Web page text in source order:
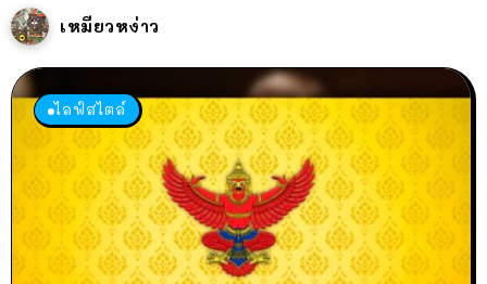
เหมียวหง่าว
ไลฟ์สไตล์